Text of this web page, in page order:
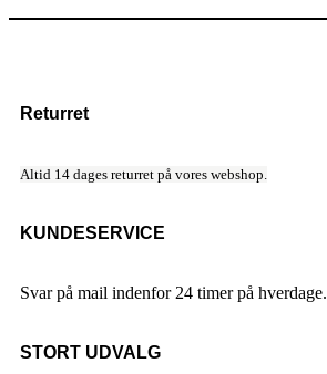
Returret
Altid 14 dages returret på vores webshop.
KUNDESERVICE
Svar på mail indenfor 24 timer på hverdage.
STORT UDVALG